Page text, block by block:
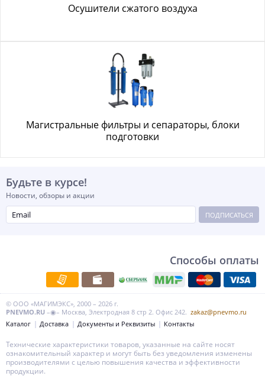
Осушители сжатого воздуха
Магистральные фильтры и сепараторы, блоки
подготовки
Будьте в курсе!
Новости, обзоры и акции
ПОДПИСАТЬСЯ
Способы оплаты
© ООО «МАГИМЭКС», 2000 – 2026 г.
PNEVMO.RU –◉– Москва, Электродная 8 стр 2. Офис 242. zakaz@pnevmo.ru
Каталог
Доставка Документы и Реквизиты Контакты
Технические характеристики товаров, указанные на сайте носят
ознакомительный характер и могут быть без уведомления изменены
производителями с целью повышения качества и эффективности
продукции.